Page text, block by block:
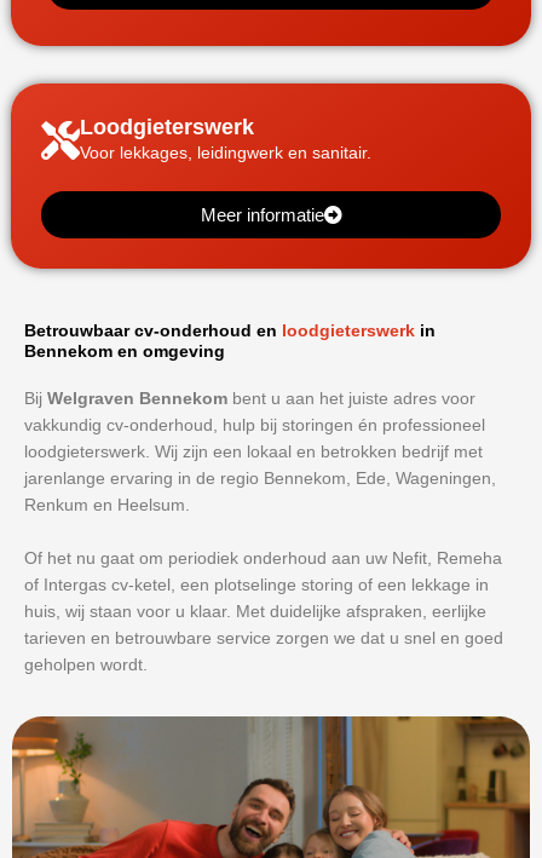
Loodgieterswerk
Voor lekkages, leidingwerk en sanitair.
Meer informatie
Betrouwbaar cv-onderhoud en loodgieterswerk in
Bennekom en omgeving
Bij Welgraven Bennekom bent u aan het juiste adres voor
vakkundig cv-onderhoud, hulp bij storingen én professioneel
loodgieterswerk. Wij zijn een lokaal en betrokken bedrijf met
jarenlange ervaring in de regio Bennekom, Ede, Wageningen,
Renkum en Heelsum.
Of het nu gaat om periodiek onderhoud aan uw Nefit, Remeha
of Intergas cv-ketel, een plotselinge storing of een lekkage in
huis, wij staan voor u klaar. Met duidelijke afspraken, eerlijke
tarieven en betrouwbare service zorgen we dat u snel en goed
geholpen wordt.